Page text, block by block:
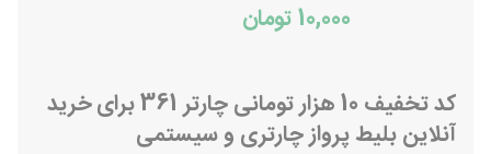
10,000 تومان
کد تخفیف 10 هزار تومانی چارتر 361 برای خرید
آنلاین بلیط پرواز چارتری و سیستمی